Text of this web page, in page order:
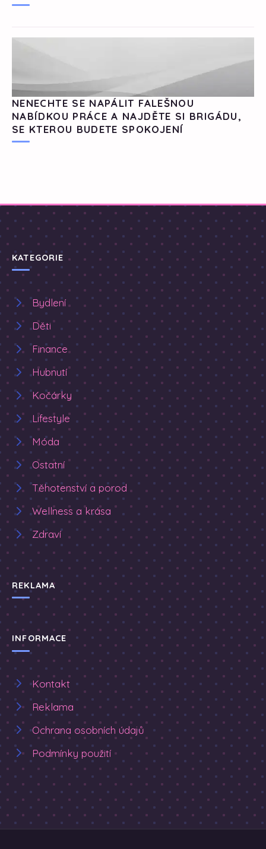
NENECHTE SE NAPÁLIT FALEŠNOU
NABÍDKOU PRÁCE A NAJDĚTE SI BRIGÁDU,
SE KTEROU BUDETE SPOKOJENÍ
KATEGORIE
Bydlení
Děti
Finance
Hubnutí
Kočárky
Lifestyle
Móda
Ostatní
Těhotenství a porod
Wellness a krása
Zdraví
REKLAMA
INFORMACE
Kontakt
Reklama
Ochrana osobních údajů
Podmínky použití